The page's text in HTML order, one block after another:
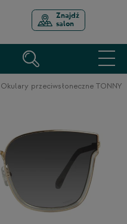
Znajdź
salon
Okulary przeciwsłoneczne TONNY